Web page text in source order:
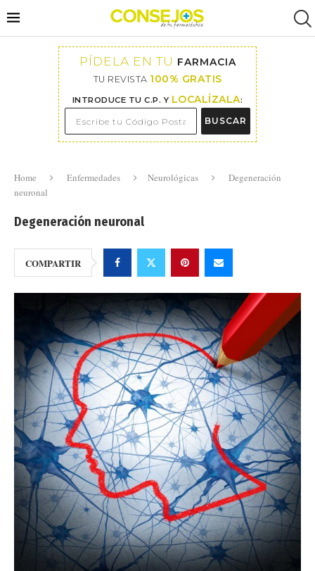
PÍDELA EN TU FARMACIA
TU REVISTA 100% GRATIS
INTRODUCE TU C.P. Y LOCALÍZALA:
BUSCAR
Home Enfermedades Neurológicas
Degeneración
neuronal
Degeneración neuronal
COMPARTIR